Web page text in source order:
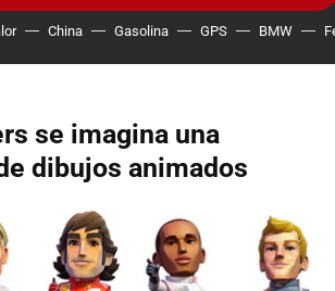
China Gasolina GPS BMW
se imagina una
dibujos animados